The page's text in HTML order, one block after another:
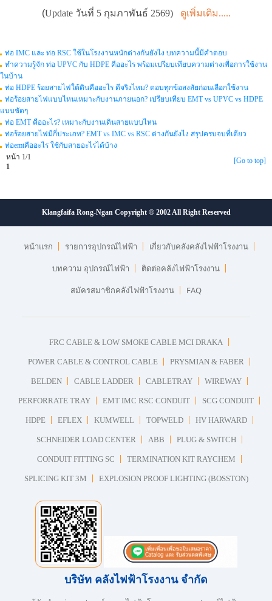
(Update วันที่ 5 กุมภาพันธ์ 2569) ดูเพิ่มเติม.....
ท่อ IMC และ ท่อ RSC ใช้ในโรงงานหนักต่างกันยังไง บทความนี้มีคำตอบ
ทำความรู้จัก ท่อ UPVC กับ HDPE คืออะไร พร้อมเปรียบเทียบความต่างเพื่อการใช้งาน
ในบ้าน
ท่อ HDPE ร้อยสายไฟใต้ดินคืออะไร ดีจริงไหม? ตอบทุกข้อสงสัยก่อนเลือกใช้งาน
ท่อร้อยสายไฟแบบไหนเหมาะกับงานภายนอก? เปรียบเทียบ EMT vs UPVC vs HDPE
แบบชัดๆ
ท่อ EMT คืออะไร? เหมาะกับงานเดินสายแบบไหน
ท่อร้อยสายไฟมีกี่ประเภท? EMT vs IMC vs RSC ต่างกันยังไง สรุปครบจบที่เดียว
ท่อemtคืออะไร ใช้กับสายอะไรได้บ้าง
หน้า 1/1
1
[Go to top]
Klangfaifa Rong-Ngan Copyright ® 2002 All Right Reserved
หน้าแรก รายการอุปกรณ์ไฟฟ้า
เกี่ยวกับคลังคลังไฟฟ้าโรงงาน
บทความ อุปกรณ์ไฟฟ้า
ติดต่อคลังไฟฟ้าโรงงาน
สมัครสมาชิกคลังไฟฟ้าโรงงาน
FAQ
FRC CABLE & LOW SMOKE CABLE MCI DRAKA
POWER CABLE & CONTROL CABLE PRYSMIAN & FABER
BELDEN CABLE LADDER CABLETRAY WIREWAY
PERFORRATE TRAY EMT IMC RSC CONDUIT SCG CONDUIT
HDPE EFLEX KUMWELL TOPWELD HV HARWARD
SCHNEIDER LOAD CENTER ABB PLUG & SWITCH
CONDUIT FITTING SC TERMINATION KIT RAYCHEM
SPLICING KIT 3M EXPLOSION PROOF LIGHTING (BOSSTON)
บริษัท คลังไฟฟ้าโรงงาน จำกัด